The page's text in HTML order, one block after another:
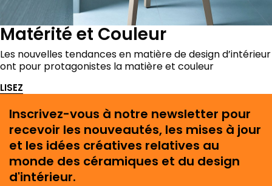
Matérité et Couleur
Les nouvelles tendances en matière de design d’intérieur
ont pour protagonistes la matière et couleur
LISEZ
Inscrivez-vous à notre newsletter pour
recevoir les nouveautés, les mises à jour
et les idées créatives relatives au
monde des céramiques et du design
d'intérieur.